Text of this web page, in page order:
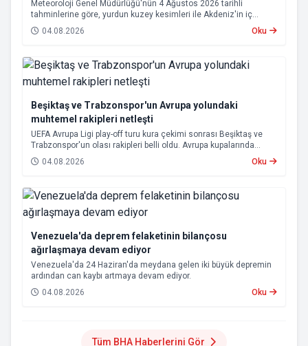
Meteoroloji Genel Müdürlüğü'nün 4 Ağustos 2026 tarihli
tahminlerine göre, yurdun kuzey kesimleri ile Akdeniz'in iç
bölgelerinde yer yer sağanak ve gök gürültülü sağanak yağış
bekleniyor.
04.08.2026 Oku
Beşiktaş ve Trabzonspor'un Avrupa yolundaki
muhtemel rakipleri netleşti
UEFA Avrupa Ligi play-off turu kura çekimi sonrası Beşiktaş ve
Trabzonspor'un olası rakipleri belli oldu. Avrupa kupalarında
yoluna devam eden Beşiktaş ve Trabzonspor, grup aşamasına
kalabilmek için kritik eşleşmelerle karşı karşıya gelecek.
04.08.2026 Oku
Venezuela'da deprem felaketinin bilançosu
ağırlaşmaya devam ediyor
Venezuela'da 24 Haziran'da meydana gelen iki büyük depremin
ardından can kaybı artmaya devam ediyor.
04.08.2026
Oku
Tüm BHA Haberlerini Gör